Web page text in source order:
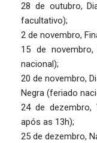
28 de outubro,
facultativo);
2 de novembro,
15 de
nacional);
20 de novembro,
Negra (feriado
24 de dezembro,
após as 13h);
25 de dezembro,